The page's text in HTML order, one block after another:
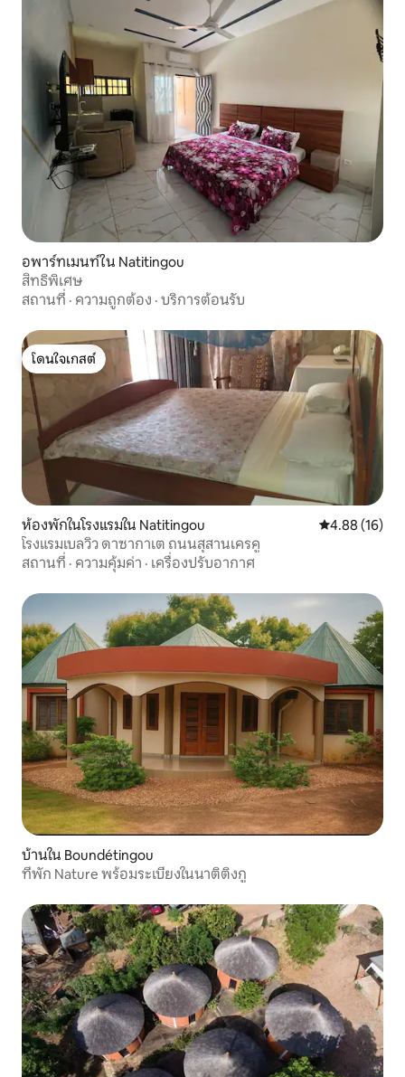
อพาร์ทเมนท์ใน Natitingou
สิทธิพิเศษ
สถานที่ · ความถูกต้อง · บริการต้อนรับ
โดนใจเกสต์
โดนใจเกสต์
ห้องพักในโรงแรมใน Natitingou คะแนนเฉลี่ย
4.88 (16)
โรงแรมเบลวิว ดาซากาเต ถนนสุสานเครคู
สถานที่ · ความคุ้มค่า · เครื่องปรับอากาศ
บ้านใน Boundétingou
ที่พัก Nature พร้อมระเบียงในนาติติงกู